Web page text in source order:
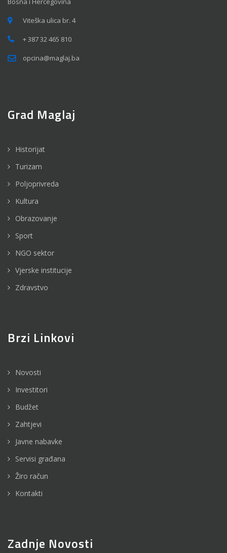
Viteška ulica br. 4
+ 387 32 465 810
opcina@maglaj.ba
Grad Maglaj
Historijat
Turizam
Poljoprivreda
Kultura
Obrazovanje
Sport
NGO sektor
Vjerske institucije
Zdravstvo
Brzi Linkovi
Novosti
Investitori
Budžet
Zahtjevi
Javne nabavke
Servisi građana
Žiro račun
Kontakti
Zadnje Novosti